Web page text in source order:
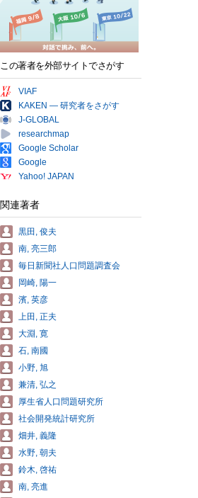
この著者を外部サイトでさがす
VIAF
KAKEN — 研究者をさがす
J-GLOBAL
researchmap
Google Scholar
Google
Yahoo! JAPAN
関連著者
黒田, 俊夫
南, 亮三郎
毎日新聞社人口問題調査会
岡崎, 陽一
濱, 英彦
上田, 正夫
大淵, 寛
石, 南國
小野, 旭
兼清, 弘之
厚生省人口問題研究所
社会開発統計研究所
畑井, 義隆
水野, 朝夫
鈴木, 啓祐
南, 亮進